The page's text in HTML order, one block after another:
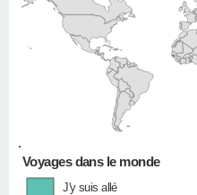
•
Voyages dans le monde
J'y suis allé